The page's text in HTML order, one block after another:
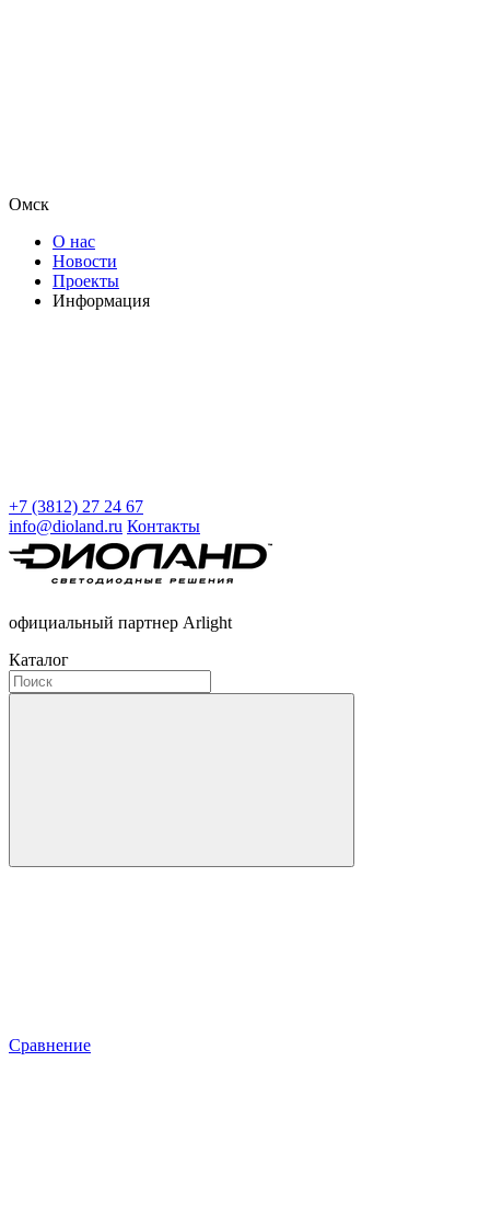
Омск
О нас
Новости
Проекты
Информация
+7 (3812) 27 24 67
info@dioland.ru Контакты
официальный партнер Arlight
Каталог
Сравнение